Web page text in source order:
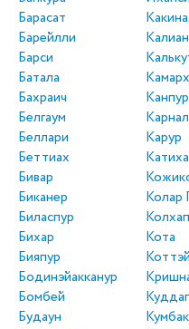
Барасат
Барейлли
Барси
Батала
Бахраич
Белгаум
Беллари
Беттиах
Бивар
Биканер
Биласпур
Бихар
Бияпур
Бодинэйакканур
Бомбей
Будаун
Калиан
Канпур
Карнал
Карур
Колар
Кота